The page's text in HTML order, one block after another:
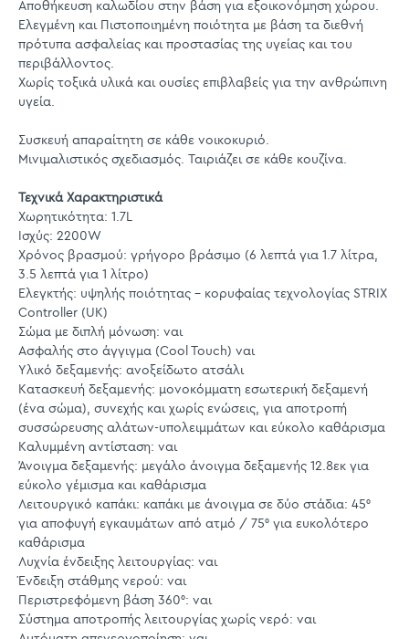
Αποθήκευση καλωδίου στην βάση για εξοικονόμηση χώρου.
Ελεγμένη και Πιστοποιημένη ποιότητα με βάση τα διεθνή
πρότυπα ασφαλείας και προστασίας της υγείας και του
περιβάλλοντος.
Χωρίς τοξικά υλικά και ουσίες επιβλαβείς για την ανθρώπινη
υγεία.
Συσκευή απαραίτητη σε κάθε νοικοκυριό.
Μινιμαλιστικός σχεδιασμός. Ταιριάζει σε κάθε κουζίνα.
Τεχνικά Χαρακτηριστικά
Χωρητικότητα: 1.7L
Ισχύς: 2200W
Χρόνος βρασμού: γρήγορο βράσιμο (6 λεπτά για 1.7 λίτρα,
3.5 λεπτά για 1 λίτρο)
Ελεγκτής: υψηλής ποιότητας - κορυφαίας τεχνολογίας STRIX
Controller (UK)
Σώμα με διπλή μόνωση: ναι
Ασφαλής στο άγγιγμα (Cool Touch) ναι
Υλικό δεξαμενής: ανοξείδωτο ατσάλι
Κατασκευή δεξαμενής: μονοκόμματη εσωτερική δεξαμενή
(ένα σώμα), συνεχής και χωρίς ενώσεις, για αποτροπή
συσσώρευσης αλάτων-υπολειμμάτων και εύκολο καθάρισμα
Καλυμμένη αντίσταση: ναι
Άνοιγμα δεξαμενής: μεγάλο άνοιγμα δεξαμενής 12.8εκ για
εύκολο γέμισμα και καθάρισμα
Λειτουργικό καπάκι: καπάκι με άνοιγμα σε δύο στάδια: 45°
για αποφυγή εγκαυμάτων από ατμό / 75° για ευκολότερο
καθάρισμα
Λυχνία ένδειξης λειτουργίας: ναι
Ένδειξη στάθμης νερού: ναι
Περιστρεφόμενη βάση 360°: ναι
Σύστημα αποτροπής λειτουργίας χωρίς νερό: ναι